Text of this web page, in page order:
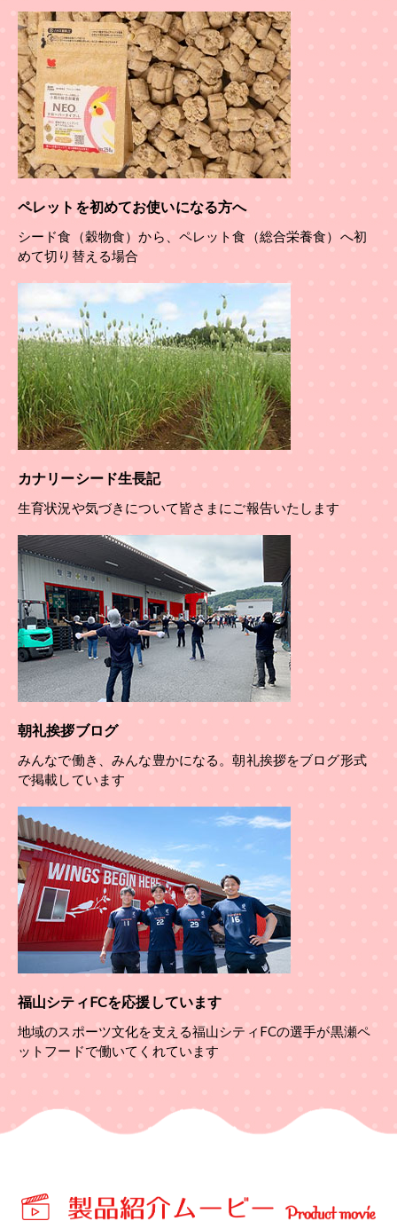
ペレットを初めてお使いになる方へ
シード食（穀物食）から、ペレット食（総合栄養食）へ初
めて切り替える場合
カナリーシード生長記
生育状況や気づきについて皆さまにご報告いたします
朝礼挨拶ブログ
みんなで働き、みんな豊かになる。朝礼挨拶をブログ形式
で掲載しています
福山シティFCを応援しています
地域のスポーツ文化を支える福山シティFCの選手が黒瀬ペ
ットフードで働いてくれています